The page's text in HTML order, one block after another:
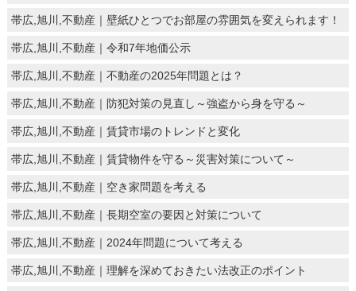
帯広,旭川,不動産｜壁紙ひとつでお部屋の雰囲気を変えられます！
帯広,旭川,不動産｜令和7年地価公示
帯広,旭川,不動産｜不動産の2025年問題とは？
帯広,旭川,不動産｜防犯対策の見直し～強盗から身を守る～
帯広,旭川,不動産｜賃貸市場のトレンドと変化
帯広,旭川,不動産｜賃貸物件を守る～災害対策について～
帯広,旭川,不動産｜空き家問題を考える
帯広,旭川,不動産｜長期空室の要因と対策について
帯広,旭川,不動産｜2024年問題について考える
帯広,旭川,不動産｜理解を深めておきたい法改正のポイント